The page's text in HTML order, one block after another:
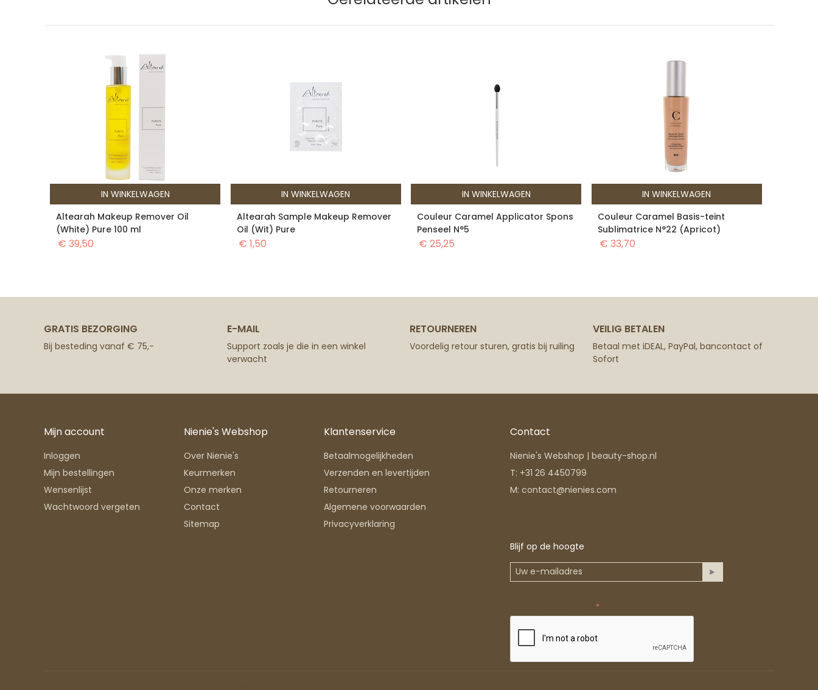
IN WINKELWAGEN
Altearah Makeup Remover Oil
(White) Pure 100 ml
€ 39,50
IN WINKELWAGEN
Altearah Sample Makeup Remover
Oil (Wit) Pure
€ 1,50
IN WINKELWAGEN
Couleur Caramel Applicator Spons
Penseel N°5
€ 25,25
IN WINKELWAGEN
Couleur Caramel Basis-teint
Sublimatrice N°22 (Apricot)
€ 33,70
GRATIS BEZORGING
Bij besteding vanaf € 75,-
E-MAIL
Support zoals je die in een winkel
verwacht
RETOURNEREN
Voordelig retour sturen, gratis bij ruiling
VEILIG BETALEN
Betaal met iDEAL, PayPal, bancontact of
Sofort
Mijn account
Inloggen
Mijn bestellingen
Wensenlijst
Wachtwoord vergeten
Nienie's Webshop
Over Nienie's
Keurmerken
Onze merken
Contact
Sitemap
Klantenservice
Betaalmogelijkheden
Verzenden en levertijden
Retourneren
Algemene voorwaarden
Privacyverklaring
Contact
Nienie's Webshop | beauty-shop.nl
T: +31 26 4450799
M: contact@nienies.com
Blijf op de hoogte